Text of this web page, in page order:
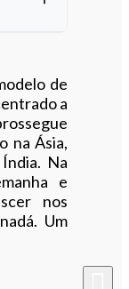
de
a
na Ásia,
Na
e
nos
Um